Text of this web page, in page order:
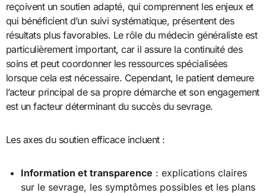
reçoivent un soutien adapté, qui comprennent les enjeux et
qui bénéficient d’un suivi systématique, présentent des
résultats plus favorables. Le rôle du médecin généraliste est
particulièrement important, car il assure la continuité des
soins et peut coordonner les ressources spécialisées
lorsque cela est nécessaire. Cependant, le patient demeure
l’acteur principal de sa propre démarche et son engagement
est un facteur déterminant du succès du sevrage.
Les axes du soutien efficace incluent :
Information et transparence : explications claires
sur le sevrage, les symptômes possibles et les plans